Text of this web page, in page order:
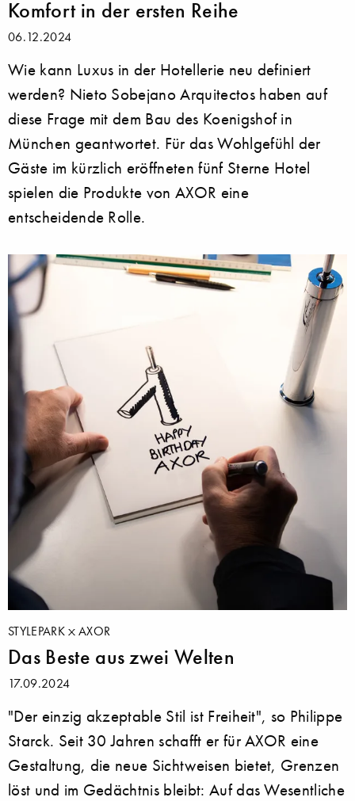
Komfort in der ersten Reihe
06.12.2024
Wie kann Luxus in der Hotellerie neu definiert
werden? Nieto Sobejano Arquitectos haben auf
diese Frage mit dem Bau des Koenigshof in
München geantwortet. Für das Wohlgefühl der
Gäste im kürzlich eröffneten fünf Sterne Hotel
spielen die Produkte von AXOR eine
entscheidende Rolle.
STYLEPARK AXOR
Das Beste aus zwei Welten
17.09.2024
"Der einzig akzeptable Stil ist Freiheit", so Philippe
Starck. Seit 30 Jahren schafft er für AXOR eine
Gestaltung, die neue Sichtweisen bietet, Grenzen
löst und im Gedächtnis bleibt: Auf das Wesentliche